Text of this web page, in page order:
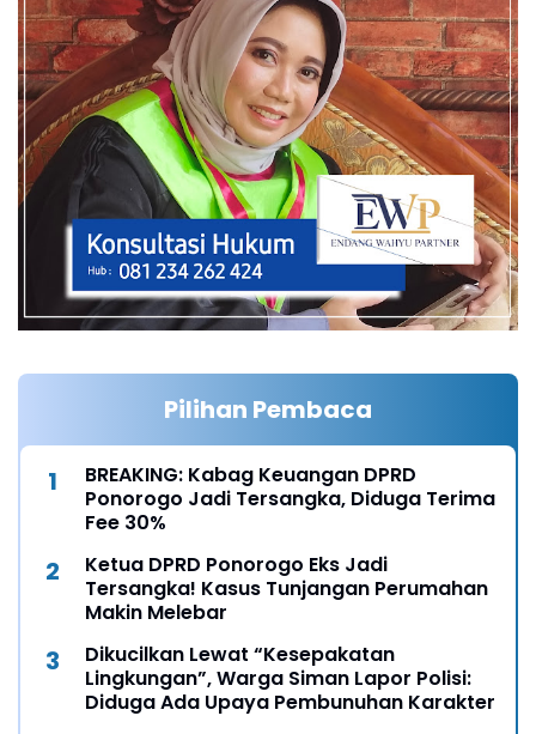
Pilihan Pembaca
BREAKING: Kabag Keuangan DPRD
Ponorogo Jadi Tersangka, Diduga Terima
Fee 30%
Ketua DPRD Ponorogo Eks Jadi
Tersangka! Kasus Tunjangan Perumahan
Makin Melebar
Dikucilkan Lewat “Kesepakatan
Lingkungan”, Warga Siman Lapor Polisi:
Diduga Ada Upaya Pembunuhan Karakter